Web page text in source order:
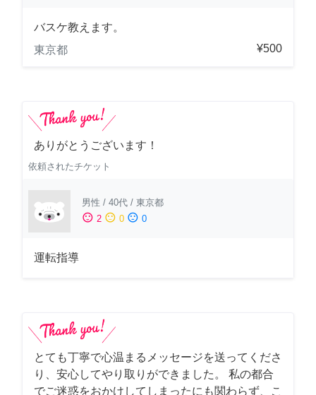
バスケ教えます。
東京都
¥500
ありがとうございます！
依頼されたチケット
男性 / 40代 / 東京都
sentiment_satisfied 2 sentiment_neutral 0 sentiment_dissatisfied 0
運転指導
とても丁寧で心温まるメッセージを送ってくださ
り、安心してやり取りができました。 私の都合
でご迷惑をおかけしてしまったにも関わらず、こ